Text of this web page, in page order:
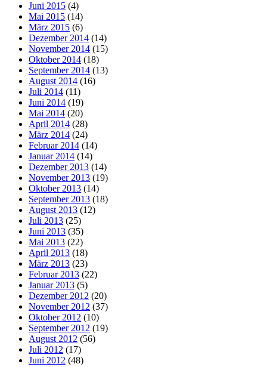
Juni 2015 (4)
Mai 2015 (14)
März 2015 (6)
Dezember 2014 (14)
November 2014 (15)
Oktober 2014 (18)
September 2014 (13)
August 2014 (16)
Juli 2014 (11)
Juni 2014 (19)
Mai 2014 (20)
April 2014 (28)
März 2014 (24)
Februar 2014 (14)
Januar 2014 (14)
Dezember 2013 (14)
November 2013 (19)
Oktober 2013 (14)
September 2013 (18)
August 2013 (12)
Juli 2013 (25)
Juni 2013 (35)
Mai 2013 (22)
April 2013 (18)
März 2013 (23)
Februar 2013 (22)
Januar 2013 (5)
Dezember 2012 (20)
November 2012 (37)
Oktober 2012 (10)
September 2012 (19)
August 2012 (56)
Juli 2012 (17)
Juni 2012 (48)